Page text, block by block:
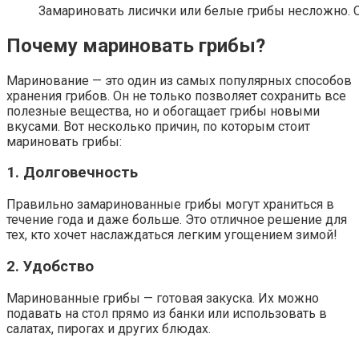
Замариновать лисички или белые грибы несложно.
Почему мариновать грибы?
Маринование — это один из самых популярных способов
хранения грибов. Он не только позволяет сохранить все
полезные вещества, но и обогащает грибы новыми
вкусами. Вот несколько причин, по которым стоит
мариновать грибы:
1. Долговечность
Правильно замаринованные грибы могут храниться в
течение года и даже больше. Это отличное решение для
тех, кто хочет наслаждаться легким угощением зимой!
2. Удобство
Маринованные грибы — готовая закуска. Их можно
подавать на стол прямо из банки или использовать в
салатах, пирогах и других блюдах.